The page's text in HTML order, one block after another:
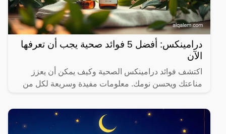
درامينكس: أفضل 5 فوائد صحية يجب أن تعرفها
الآن
اكتشف فوائد درامينكس الصحية وكيف يمكن أن يعزز
مناعتك ويحسن نومك. معلومات مفيدة وسريعة لكل من